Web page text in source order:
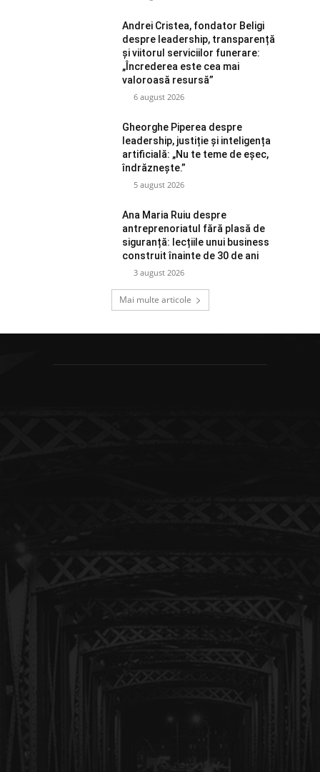
Andrei Cristea, fondator Beligi
despre leadership, transparență
și viitorul serviciilor funerare:
„Încrederea este cea mai
valoroasă resursă”
6 august 2026
Gheorghe Piperea despre
leadership, justiție și inteligența
artificială: „Nu te teme de eșec,
îndrăznește.”
5 august 2026
Ana Maria Ruiu despre
antreprenoriatul fără plasă de
siguranță: lecțiile unui business
construit înainte de 30 de ani
3 august 2026
Mai multe articole